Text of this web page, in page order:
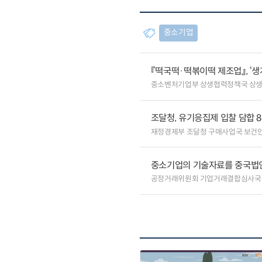
중소기업
『떡국떡·떡볶이떡 제조업』, ‘
중소벤처기업부 상생협력정책국 상
조달청, 유기응집제 입찰 담합
재정경제부 조달청 구매사업국 보건
중소기업의 기술자료를 중국
공정거래위원회 기업거래결합심사